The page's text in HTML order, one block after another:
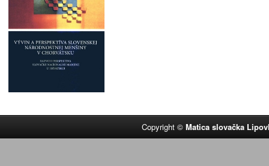
Copyright ©Matica slovačka